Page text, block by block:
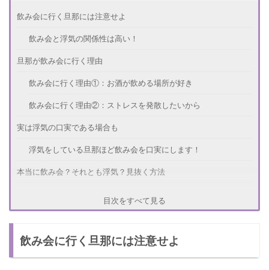
飲み会に行く旦那には注意せよ
飲み会と浮気の関係性は高い！
旦那が飲み会に行く理由
飲み会に行く理由①：お酒が飲める場所が好き
飲み会に行く理由②：ストレスを発散したいから
実は浮気の口実である場合も
浮気をしている旦那ほど飲み会を口実にします！
本当に飲み会？それとも浮気？見抜く方法
まだある！浮気のチェックポイント
浮気のチェックポイント①：飲み会の日程で見抜く
目次をすべて見る
飲み会に行く旦那には注意せよ